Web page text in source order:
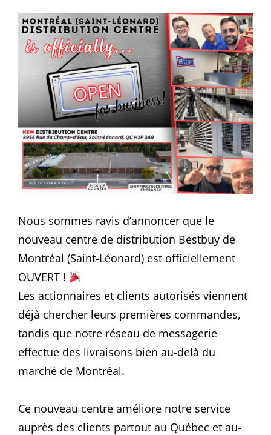
Nous sommes ravis d’annoncer que le
nouveau centre de distribution Bestbuy de
Montréal (Saint-Léonard) est officiellement
OUVERT !
Les actionnaires et clients autorisés viennent
déjà chercher leurs premières commandes,
tandis que notre réseau de messagerie
effectue des livraisons bien au-delà du
marché de Montréal.
Ce nouveau centre améliore notre service
auprès des clients partout au Québec et au-